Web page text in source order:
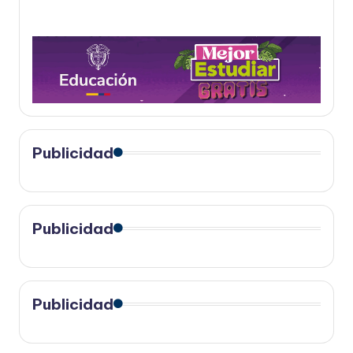
Publicidad
Publicidad
Publicidad